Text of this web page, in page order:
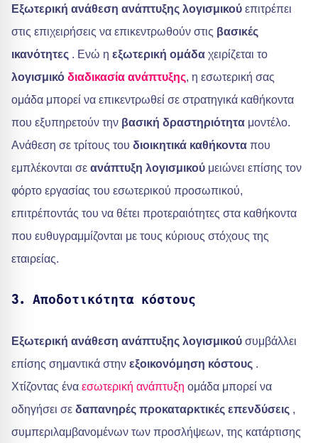
Εξωτερική ανάθεση ανάπτυξης λογισμικού επιτρέπει
στις επιχειρήσεις να επικεντρωθούν στις βασικές
ικανότητες . Ενώ η εξωτερική ομάδα χειρίζεται το
λογισμικό διαδικασία ανάπτυξης, η εσωτερική σας
ομάδα μπορεί να επικεντρωθεί σε στρατηγικά καθήκοντα
που εξυπηρετούν την βασική δραστηριότητα μοντέλο.
Ανάθεση σε τρίτους του διοικητικά καθήκοντα που
εμπλέκονται σε ανάπτυξη λογισμικού μειώνει επίσης τον
φόρτο εργασίας του εσωτερικού προσωπικού,
επιτρέποντάς του να θέτει προτεραιότητες στα καθήκοντα
που ευθυγραμμίζονται με τους κύριους στόχους της
εταιρείας.
3. Αποδοτικότητα κόστους
Εξωτερική ανάθεση ανάπτυξης λογισμικού συμβάλλει
επίσης σημαντικά στην εξοικονόμηση κόστους .
Χτίζοντας ένα εσωτερική ανάπτυξη ομάδα μπορεί να
οδηγήσει σε δαπανηρές προκαταρκτικές επενδύσεις ,
συμπεριλαμβανομένων των προσλήψεων, της κατάρτισης